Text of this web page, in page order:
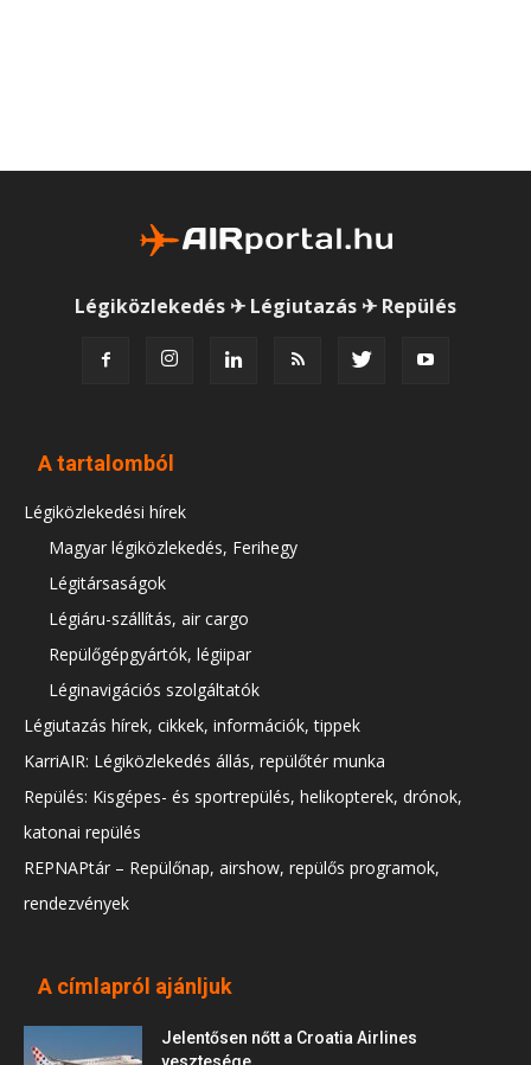
Légiközlekedés ✈ Légiutazás ✈ Repülés
A tartalomból
Légiközlekedési hírek
Magyar légiközlekedés, Ferihegy
Légitársaságok
Légiáru-szállítás, air cargo
Repülőgépgyártók, légiipar
Léginavigációs szolgáltatók
Légiutazás hírek, cikkek, információk, tippek
KarriAIR: Légiközlekedés állás, repülőtér munka
Repülés: Kisgépes- és sportrepülés, helikopterek, drónok,
katonai repülés
REPNAPtár – Repülőnap, airshow, repülős programok,
rendezvények
A címlapról ajánljuk
Jelentősen nőtt a Croatia Airlines